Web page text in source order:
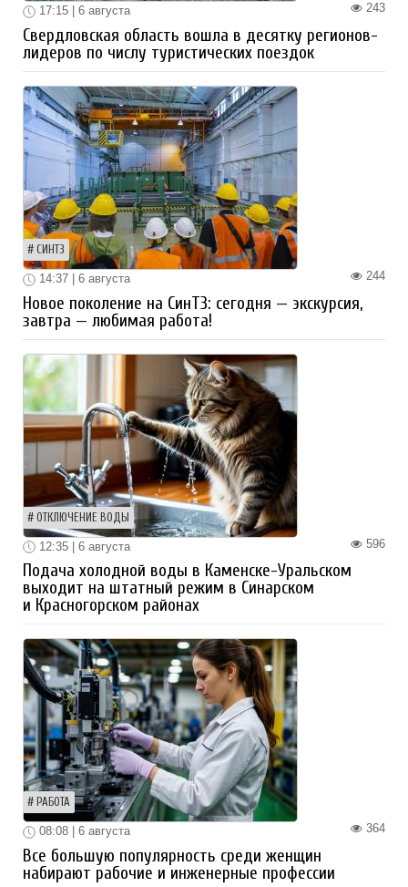
243
17:15 | 6 августа
Свердловская область вошла в десятку регионов-
лидеров по числу туристических поездок
СИНТЗ
244
14:37 | 6 августа
Новое поколение на СинТЗ: сегодня — экскурсия,
завтра — любимая работа!
ОТКЛЮЧЕНИЕ ВОДЫ
596
12:35 | 6 августа
Подача холодной воды в Каменске-Уральском
выходит на штатный режим в Синарском
и Красногорском районах
РАБОТА
364
08:08 | 6 августа
Все большую популярность среди женщин
набирают рабочие и инженерные профессии